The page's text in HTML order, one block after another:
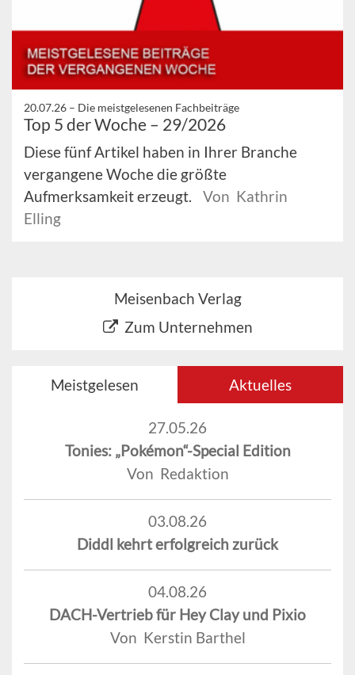
20.07.26 – Die meistgelesenen Fachbeiträge
Top 5 der Woche – 29/2026
Diese fünf Artikel haben in Ihrer Branche
vergangene Woche die größte
Aufmerksamkeit erzeugt.
Von Kathrin
Elling
Meisenbach Verlag
Zum Unternehmen
Meistgelesen Aktuelles
27.05.26
Tonies: „Pokémon“-Special Edition
Von Redaktion
03.08.26
Diddl kehrt erfolgreich zurück
04.08.26
DACH-Vertrieb für Hey Clay und Pixio
Von Kerstin Barthel